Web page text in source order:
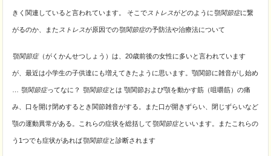
きく関連していると言われています。 そこで ストレスがどのように顎関節症に繋
がるのか、また ストレスが原因での顎関節症の予防法や治療法について
顎関節症（がくかんせつしょう）は、20歳前後の女性に多いと言われています
が、最近は小学生の子供達にも増えてきたように思います。顎関節に雑音がし始め
顎関節症ってなに？ 顎関節症とは 顎関節および顎を動かす筋（咀嚼筋）の痛
み、口を開け閉めするとき関節雑音がする。また口が開きずらい、閉じずらいなど
顎の運動異常がある。これらの症状を総括して顎関節症といいます。またこれらの
う1つでも症状があれば顎関節症と診断されます